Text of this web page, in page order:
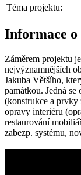
Téma projektu:
Informace
Záměrem projektu
nejvýznamnějších
Jakuba Většího,
památkou. Jedná
(konstrukce a prvky
opravy interiéru
restaurování
zabezp. systému,